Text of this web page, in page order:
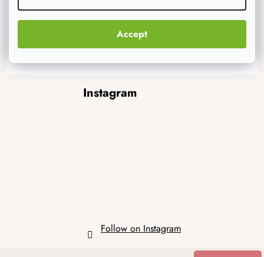
Accept
Instagram
Follow on Instagram